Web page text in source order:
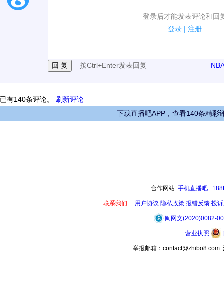
登录后才能发表评论和回
登录 | 注册
1.电脑端新用户可以发表评论了！
按Ctrl+Enter发表回复
已有140条评论。 刷新评论
下载直播吧APP，查看140条精彩
合作网站: 手机直播吧
联系我们 用户协议 隐私政策 报错反馈 投
闽网文(2020)0082-
营业执照
举报邮箱：